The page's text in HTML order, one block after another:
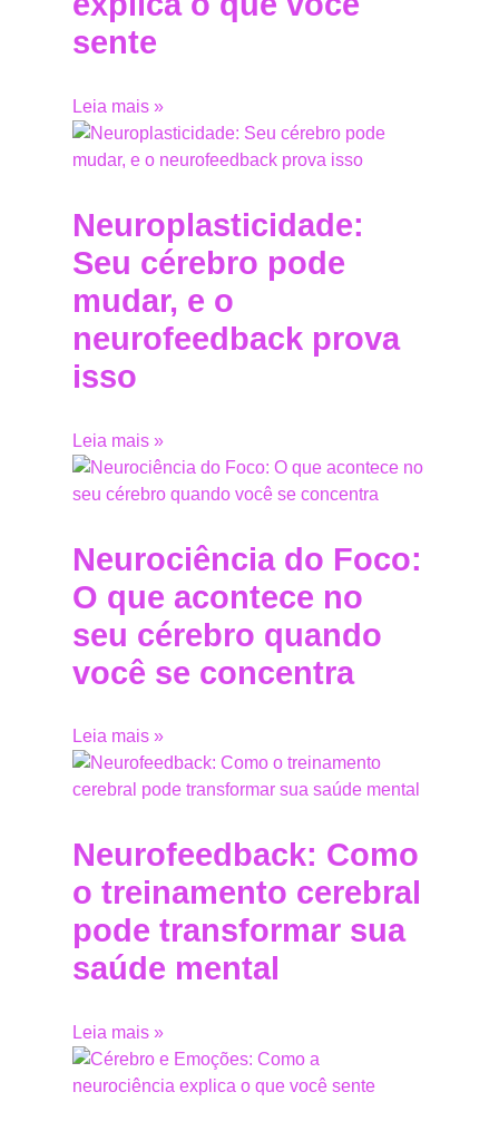
sente
Leia mais »
Neuroplasticidade:
Seu cérebro pode
mudar, e o
neurofeedback prova
isso
Leia mais »
Neurociência do Foco:
O que acontece no
seu cérebro quando
você se concentra
Leia mais »
Neurofeedback: Como
o treinamento cerebral
pode transformar sua
saúde mental
Leia mais »